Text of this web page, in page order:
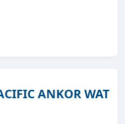
ANKOR WAT